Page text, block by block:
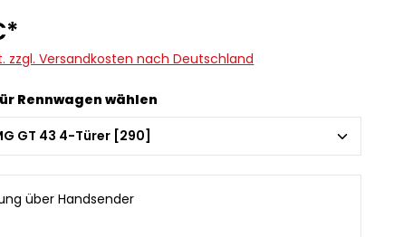
zzgl. Versandkosten nach Deutschland
Rennwagen wählen
über Handsender